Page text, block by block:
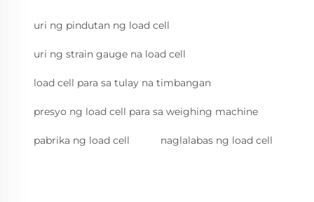
uri ng pindutan ng load cell
uri ng strain gauge na load cell
load cell para sa tulay na timbangan
presyo ng load cell para sa weighing machine
pabrika ng load cell naglalabas ng load cell